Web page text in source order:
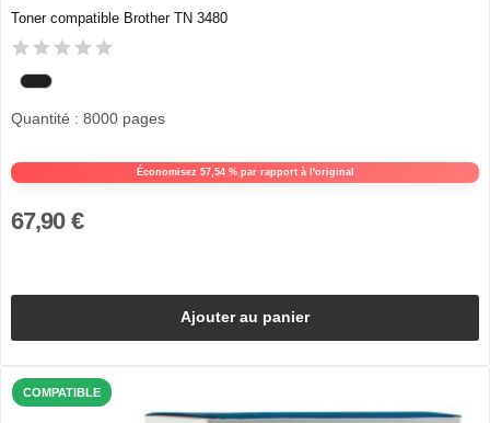
Toner compatible Brother TN 3480
Économisez 57,54 % par rapport à l'original
Quantité : 8000 pages
67,90 €
Ajouter au panier
COMPATIBLE